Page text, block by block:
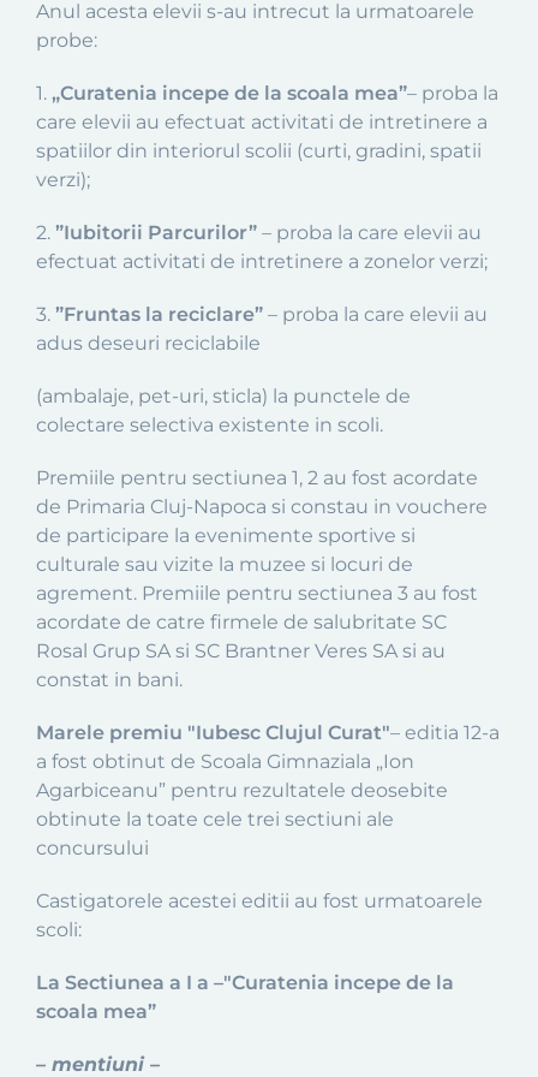
Anul acesta elevii s-au intrecut la urmatoarele
probe:
1. „Curatenia incepe de la scoala mea”– proba la
care elevii au efectuat activitati de intretinere a
spatiilor din interiorul scolii (curti, gradini, spatii
verzi);
2. ”Iubitorii Parcurilor” – proba la care elevii au
efectuat activitati de intretinere a zonelor verzi;
3. ”Fruntas la reciclare” – proba la care elevii au
adus deseuri reciclabile
(ambalaje, pet-uri, sticla) la punctele de
colectare selectiva existente in scoli.
Premiile pentru sectiunea 1, 2 au fost acordate
de Primaria Cluj-Napoca si constau in vouchere
de participare la evenimente sportive si
culturale sau vizite la muzee si locuri de
agrement. Premiile pentru sectiunea 3 au fost
acordate de catre firmele de salubritate SC
Rosal Grup SA si SC Brantner Veres SA si au
constat in bani.
Marele premiu "Iubesc Clujul Curat"– editia 12-a
a fost obtinut de Scoala Gimnaziala „Ion
Agarbiceanu” pentru rezultatele deosebite
obtinute la toate cele trei sectiuni ale
concursului
Castigatorele acestei editii au fost urmatoarele
scoli:
La Sectiunea a I a –"Curatenia incepe de la
scoala mea”
– mentiuni –